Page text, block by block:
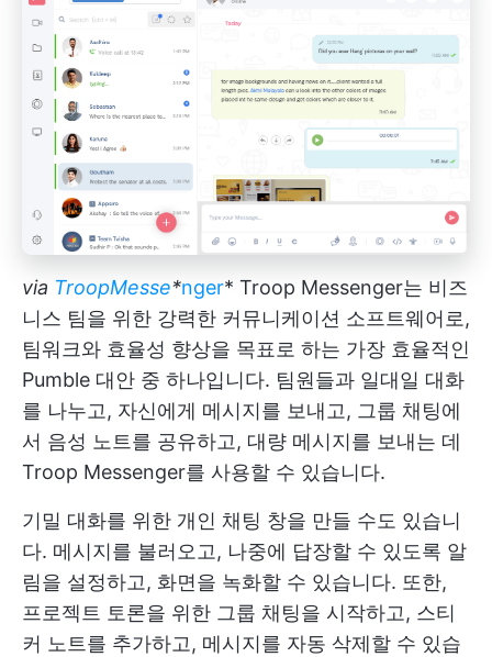
via TroopMesse*nger* Troop Messenger는 비즈
니스 팀을 위한 강력한 커뮤니케이션 소프트웨어로,
팀워크와 효율성 향상을 목표로 하는 가장 효율적인
Pumble 대안 중 하나입니다. 팀원들과 일대일 대화
를 나누고, 자신에게 메시지를 보내고, 그룹 채팅에
서 음성 노트를 공유하고, 대량 메시지를 보내는 데
Troop Messenger를 사용할 수 있습니다.
기밀 대화를 위한 개인 채팅 창을 만들 수도 있습니
다. 메시지를 불러오고, 나중에 답장할 수 있도록 알
림을 설정하고, 화면을 녹화할 수 있습니다. 또한,
프로젝트 토론을 위한 그룹 채팅을 시작하고, 스티
커 노트를 추가하고, 메시지를 자동 삭제할 수 있습